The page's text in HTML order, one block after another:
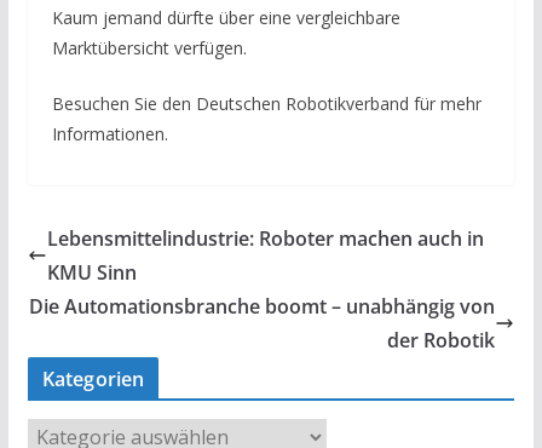
Kaum jemand dürfte über eine vergleichbare
Marktübersicht verfügen.
Besuchen Sie den Deutschen Robotikverband für mehr
Informationen.
Lebensmittelindustrie: Roboter machen auch in
KMU Sinn
Die Automationsbranche boomt – unabhängig von
der Robotik
Kategorien